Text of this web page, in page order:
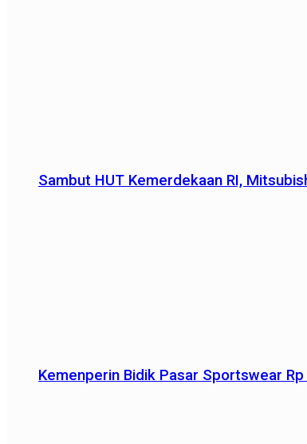
Sambut HUT Kemerdekaan RI,
Kemenperin Bidik Pasar Sportswear